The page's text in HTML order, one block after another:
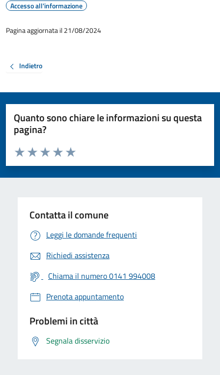
Accesso all'informazione
Pagina aggiornata il 21/08/2024
Indietro
Quanto sono chiare le informazioni su questa
pagina?
Valuta da 1 a 5 stelle la pagina
Valuta 5 stelle su 5
Valuta 4 stelle su 5
Valuta 3 stelle su 5
Valuta 2 stelle su 5
Valuta 1 stelle su 5
Contatta il comune
Leggi le domande frequenti
Richiedi assistenza
Chiama il numero 0141 994008
Prenota appuntamento
Problemi in città
Segnala disservizio